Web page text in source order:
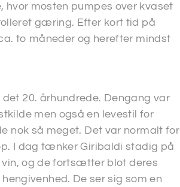
hvor mosten pumpes over kvaset
gæring. Efter kort tid på
to måneder og herefter mindst
20. århundrede. Dengang var
men også en levestil for
nok så meget. Det var normalt for
I dag tænker Giribaldi stadig på
og de fortsætter blot deres
De ser sig som en